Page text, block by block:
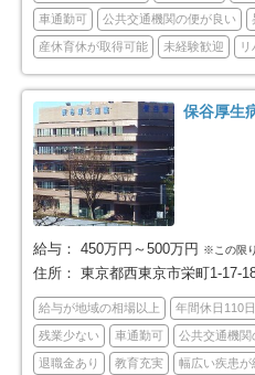
江戸川区 186
立川市 61
三鷹市 65
府中市 66
調布市 72
小金井市 41
日野市 63
車通勤可 公共交通機関の便が良い
産休育休が取得可能 未経験歓迎
保谷厚生
給与： 450万円～500万円 ※この限
住所： 東京都西東京市栄町1-17-
給与が地域の相場以上 年間休日110
残業少ない 車通勤可 公共交通機関
退職金あり 教育充実 幅広い疾患が